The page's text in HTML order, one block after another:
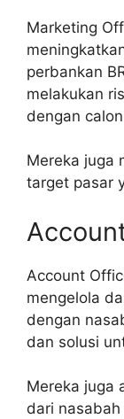
Marketing
perbankan
melakukan
dengan
Mereka juga
target pasar
Account
mengelola
dengan
dan solusi
Mereka juga
dari